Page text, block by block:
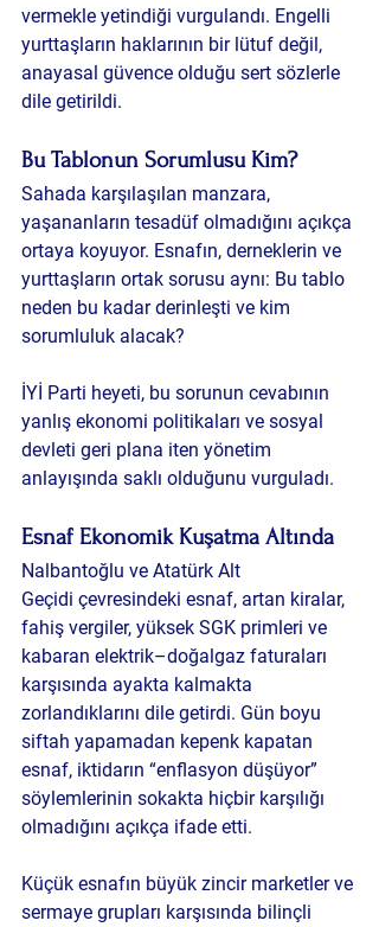
vermekle yetindiği vurgulandı. Engelli
yurttaşların haklarının bir lütuf değil,
anayasal güvence olduğu sert sözlerle
dile getirildi.
Bu Tablonun Sorumlusu Kim?
Sahada karşılaşılan manzara,
yaşananların tesadüf olmadığını açıkça
ortaya koyuyor. Esnafın, derneklerin ve
yurttaşların ortak sorusu aynı: Bu tablo
neden bu kadar derinleşti ve kim
sorumluluk alacak?
İYİ Parti heyeti, bu sorunun cevabının
yanlış ekonomi politikaları ve sosyal
devleti geri plana iten yönetim
anlayışında saklı olduğunu vurguladı.
Esnaf Ekonomik Kuşatma Altında
Nalbantoğlu ve Atatürk Alt
Geçidi çevresindeki esnaf, artan kiralar,
fahiş vergiler, yüksek SGK primleri ve
kabaran elektrik–doğalgaz faturaları
karşısında ayakta kalmakta
zorlandıklarını dile getirdi. Gün boyu
siftah yapamadan kepenk kapatan
esnaf, iktidarın “enflasyon düşüyor”
söylemlerinin sokakta hiçbir karşılığı
olmadığını açıkça ifade etti.
Küçük esnafın büyük zincir marketler ve
sermaye grupları karşısında bilinçli